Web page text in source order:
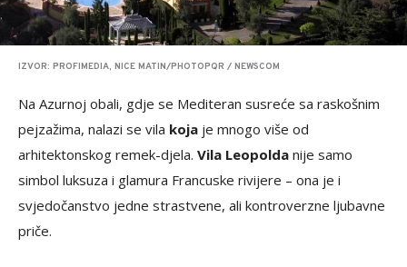
IZVOR: PROFIMEDIA, NICE MATIN/PHOTOPQR / NEWSCOM
Na Azurnoj obali, gdje se Mediteran susreće sa raskošnim
pejzažima, nalazi se vila koja je mnogo više od
arhitektonskog remek-djela. Vila Leopolda nije samo
simbol luksuza i glamura Francuske rivijere – ona je i
svjedočanstvo jedne strastvene, ali kontroverzne ljubavne
priče.